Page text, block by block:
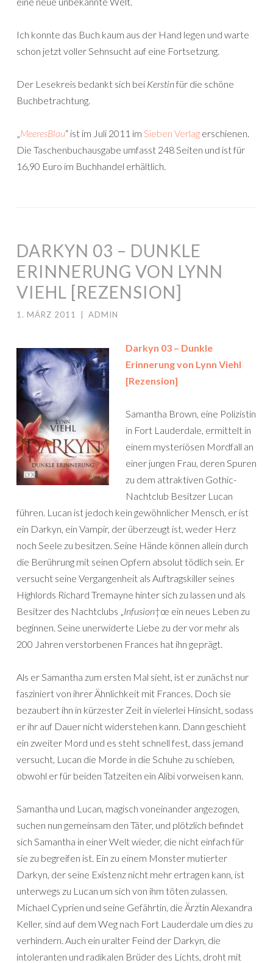
Ich konnte das Buch kaum aus der Hand legen und warte
schon jetzt voller Sehnsucht auf eine Fortsetzung.
Der Lesekreis bedankt sich bei Kerstinfür die schöne
Buchbetrachtung.
„MeeresBlau“ ist im Juli 2011 im Sieben Verlag erschienen.
Die Taschenbuchausgabe umfasst 248 Seiten und ist für
16,90 Euro im Buchhandel erhältlich.
DARKYN 03 – DUNKLE
ERINNERUNG VON LYNN
VIEHL [REZENSION]
1. MÄRZ 2011 ADMIN
Darkyn 03 – Dunkle
Erinnerung von Lynn Viehl
[Rezension]
Samantha Brown, eine Polizistin
in Fort Lauderdale, ermittelt in
einem mysteriösen Mordfall an
einer jungen Frau, deren Spuren
zu dem attraktiven Gothic-
Nachtclub Besitzer Lucan
führen. Lucan ist jedoch kein gewöhnlicher Mensch, er ist
ein Darkyn, ein Vampir, der überzeugt ist, weder Herz
noch Seele zu besitzen. Seine Hände können allein durch
die Berührung mit seinen Opfern absolut tödlich sein. Er
versucht seine Vergangenheit als Auftragskiller seines
Highlords Richard Tremayne hinter sich zu lassen und als
Besitzer des Nachtclubs „Infusion†œ ein neues Leben zu
beginnen. Seine unerwiderte Liebe zu der vor mehr als
200 Jahren verstorbenen Frances hat ihn geprägt.
Als er Samantha zum ersten Mal sieht, ist er zunächst nur
fasziniert von ihrer Ähnlichkeit mit Frances. Doch sie
bezaubert ihn in kürzester Zeit in vielerlei Hinsicht, sodass
er ihr auf Dauer nicht widerstehen kann. Dann geschieht
ein zweiter Mord und es steht schnell fest, dass jemand
versucht, Lucan die Morde in die Schuhe zu schieben,
obwohl er für beiden Tatzeiten ein Alibi vorweisen kann.
Samantha und Lucan, magisch voneinander angezogen,
suchen nun gemeinsam den Täter, und plötzlich befindet
sich Samantha in einer Welt wieder, die nicht einfach für
sie zu begreifen ist. Ein zu einem Monster mutierter
Darkyn, der seine Existenz nicht mehr ertragen kann, ist
unterwegs zu Lucan um sich von ihm töten zulassen.
Michael Cyprien und seine Gefährtin, die Ärztin Alexandra
Keller, sind auf dem Weg nach Fort Lauderdale um dies zu
verhindern. Auch ein uralter Feind der Darkyn, die
intoleranten und radikalen Brüder des Lichts, droht mit